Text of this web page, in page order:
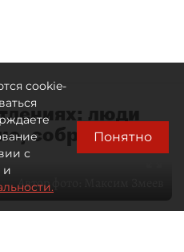
люди
собранное
Автор фото:
cookie-
с
и
Понятно